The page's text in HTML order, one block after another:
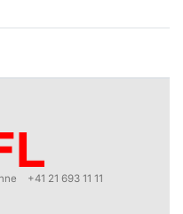
+41 21 693 11 11